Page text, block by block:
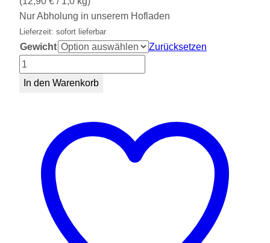
Nur Abholung in unserem Hofladen
Lieferzeit: sofort lieferbar
Gewicht
Zurücksetzen
Leberwurst
(Dose)
In den Warenkorb